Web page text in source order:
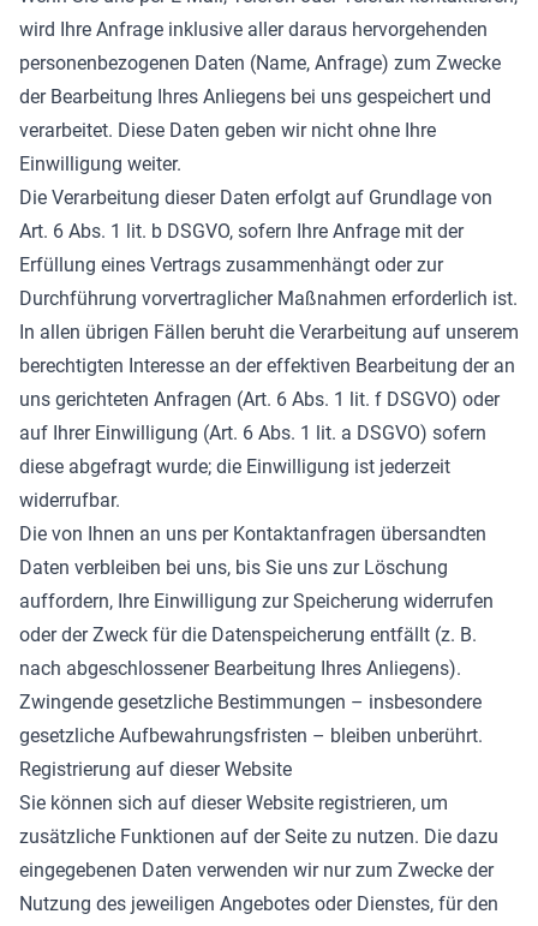
wird Ihre Anfrage inklusive aller daraus hervorgehenden
personenbezogenen Daten (Name, Anfrage) zum Zwecke
der Bearbeitung Ihres Anliegens bei uns gespeichert und
verarbeitet. Diese Daten geben wir nicht ohne Ihre
Einwilligung weiter.
Die Verarbeitung dieser Daten erfolgt auf Grundlage von
Art. 6 Abs. 1 lit. b DSGVO, sofern Ihre Anfrage mit der
Erfüllung eines Vertrags zusammenhängt oder zur
Durchführung vorvertraglicher Maßnahmen erforderlich ist.
In allen übrigen Fällen beruht die Verarbeitung auf unserem
berechtigten Interesse an der effektiven Bearbeitung der an
uns gerichteten Anfragen (Art. 6 Abs. 1 lit. f DSGVO) oder
auf Ihrer Einwilligung (Art. 6 Abs. 1 lit. a DSGVO) sofern
diese abgefragt wurde; die Einwilligung ist jederzeit
widerrufbar.
Die von Ihnen an uns per Kontaktanfragen übersandten
Daten verbleiben bei uns, bis Sie uns zur Löschung
auffordern, Ihre Einwilligung zur Speicherung widerrufen
oder der Zweck für die Datenspeicherung entfällt (z. B.
nach abgeschlossener Bearbeitung Ihres Anliegens).
Zwingende gesetzliche Bestimmungen – insbesondere
gesetzliche Aufbewahrungsfristen – bleiben unberührt.
Registrierung auf dieser Website
Sie können sich auf dieser Website registrieren, um
zusätzliche Funktionen auf der Seite zu nutzen. Die dazu
eingegebenen Daten verwenden wir nur zum Zwecke der
Nutzung des jeweiligen Angebotes oder Dienstes, für den